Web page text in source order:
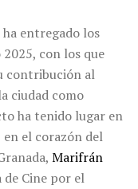
entregado los
con los que
contribución al
ciudad como
ha tenido lugar en
en el corazón del
Marifrán
de Cine por el